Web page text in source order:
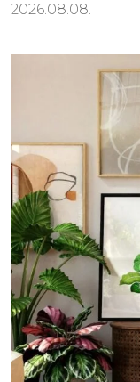
2026.08.08.